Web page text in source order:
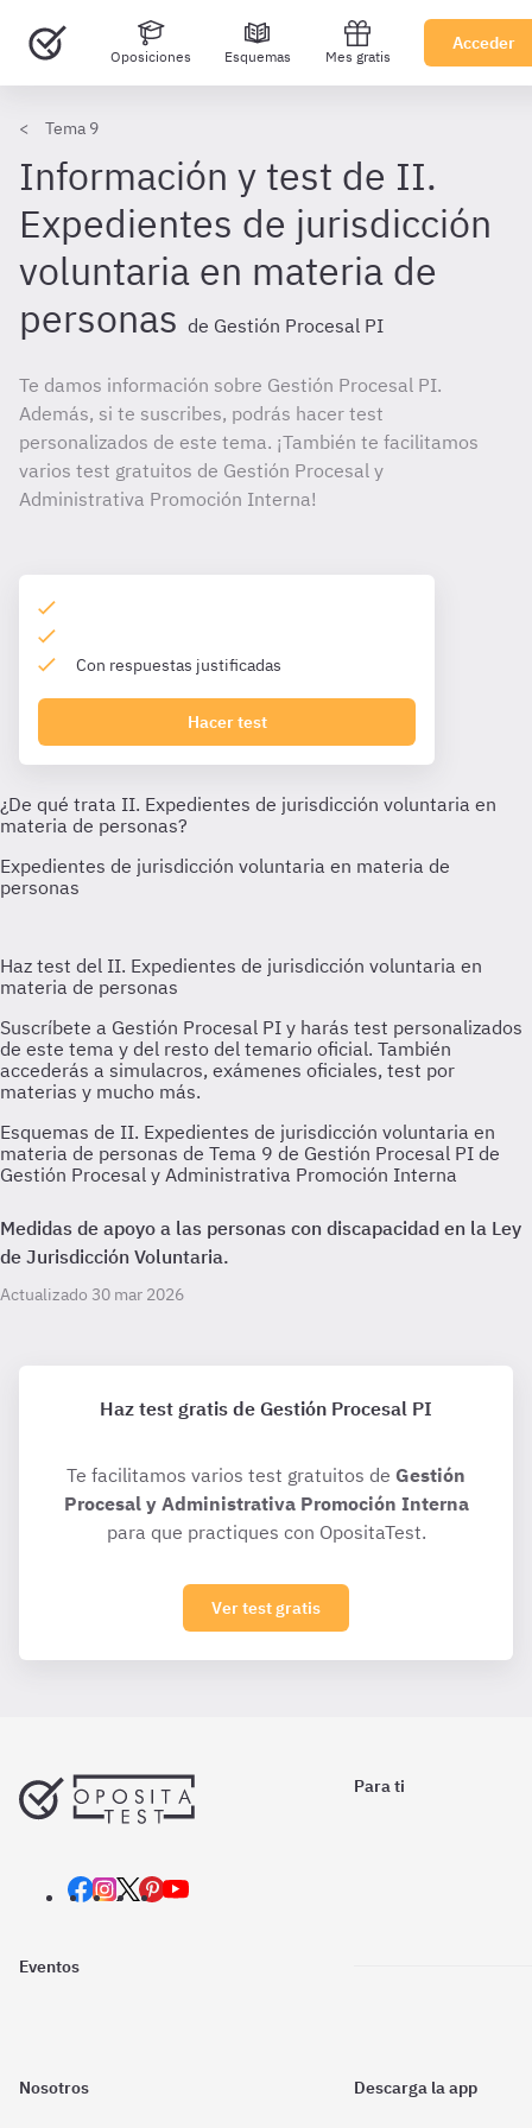
Oposiciones Esquemas Mes gratis
Acceder
Tema 9
Información y test de II.
Expedientes de jurisdicción
voluntaria en materia de
personas de Gestión Procesal PI
Te damos información sobre Gestión Procesal PI.
Además, si te suscribes, podrás hacer test
personalizados de este tema. ¡También te facilitamos
varios test gratuitos de Gestión Procesal y
Administrativa Promoción Interna!
Con respuestas justificadas
Hacer test
Esquemas de II. Expedientes de jurisdicción voluntaria en
materia de personas de Tema 9 de Gestión Procesal PI de
Gestión Procesal y Administrativa Promoción Interna
Medidas de apoyo a las personas con discapacidad en la Ley
de Jurisdicción Voluntaria.
Actualizado 30 mar 2026
Haz test gratis de Gestión Procesal PI
Te facilitamos varios test gratuitos de Gestión
Procesal y Administrativa Promoción Interna
para que practiques con OpositaTest.
Ver test gratis
Para ti
Eventos
Nosotros Descarga la app